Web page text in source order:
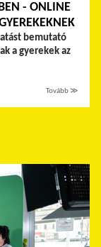
- ONLINE
bemutató
a gyerekek az
Tovább ≫